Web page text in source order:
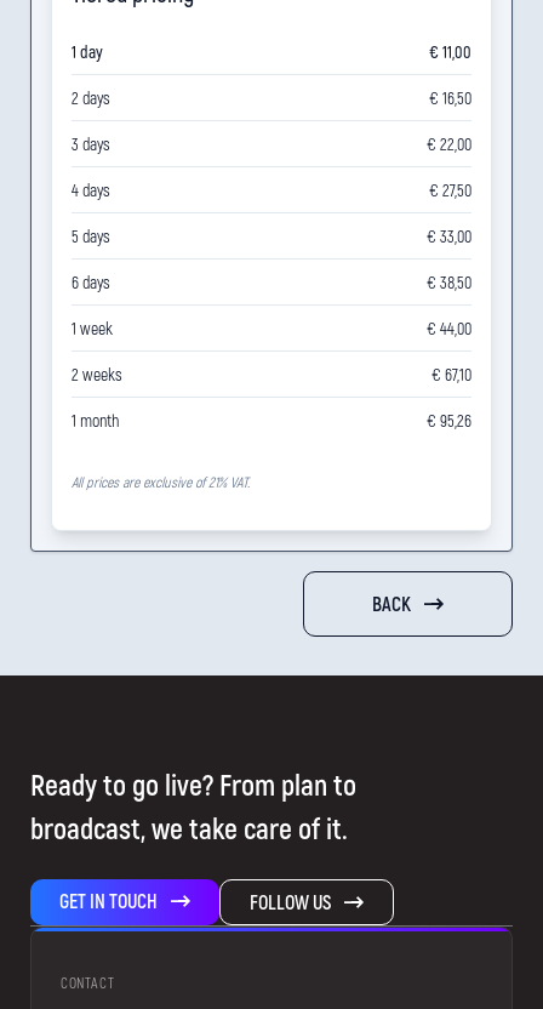
1 day € 11,00
2 days € 16,50
3 days € 22,00
4 days € 27,50
5 days € 33,00
6 days € 38,50
1 week € 44,00
2 weeks € 67,10
1 month € 95,26
All prices are exclusive of 21% VAT.
BACK
Ready to go live? From plan to
broadcast, we take care of it.
GET IN TOUCH FOLLOW US
CONTACT